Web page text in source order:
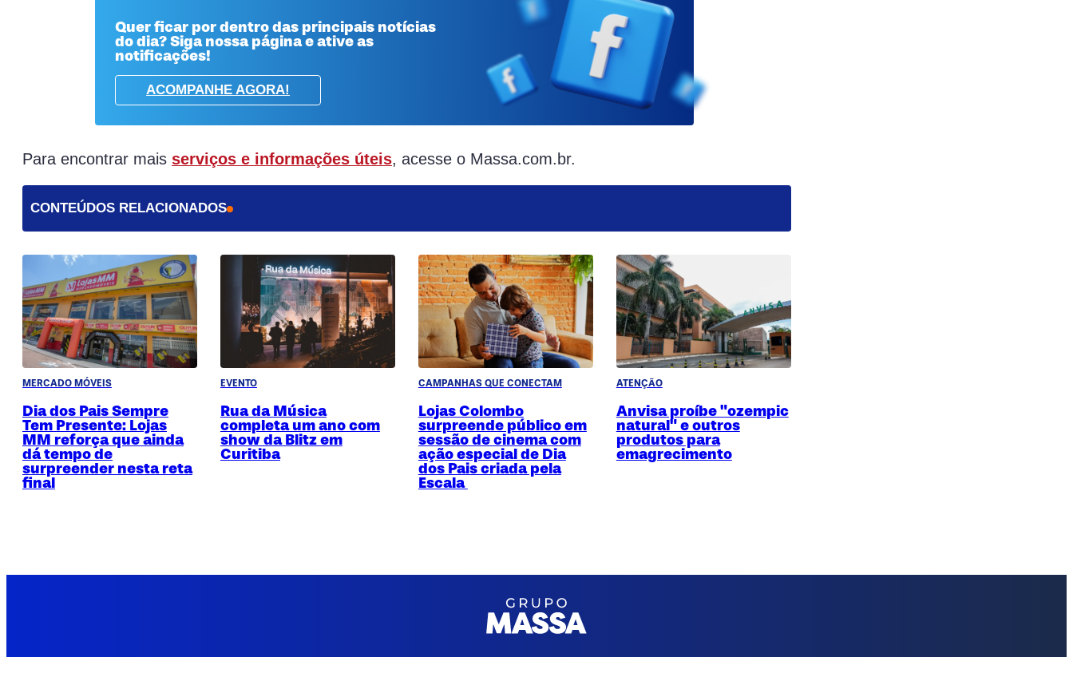
Quer ficar por dentro das principais notícias
do dia? Siga nossa página e ative as
notificações!
ACOMPANHE AGORA!
Para encontrar mais serviços e informações úteis, acesse o Massa.com.br.
CONTEÚDOS RELACIONADOS
MERCADO MÓVEIS
Dia dos Pais Sempre
Tem Presente: Lojas
MM reforça que ainda
dá tempo de
surpreender nesta reta
final
EVENTO
Rua da Música
completa um ano com
show da Blitz em
Curitiba
CAMPANHAS QUE CONECTAM
Lojas Colombo
surpreende público em
sessão de cinema com
ação especial de Dia
dos Pais criada pela
Escala
ATENÇÃO
Anvisa proíbe "ozempic
natural" e outros
produtos para
emagrecimento